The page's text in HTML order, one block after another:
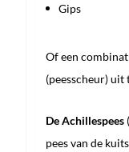
Gips
Of een
(peesscheur)
De Achillespees (
pees van de